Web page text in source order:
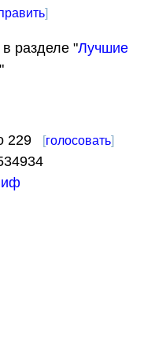
]
в разделе "Лучшие
"
229 [голосовать]